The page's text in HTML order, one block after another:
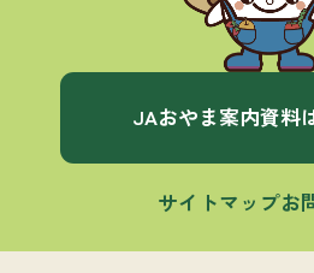
JAおやま案内資料
サイトマップお